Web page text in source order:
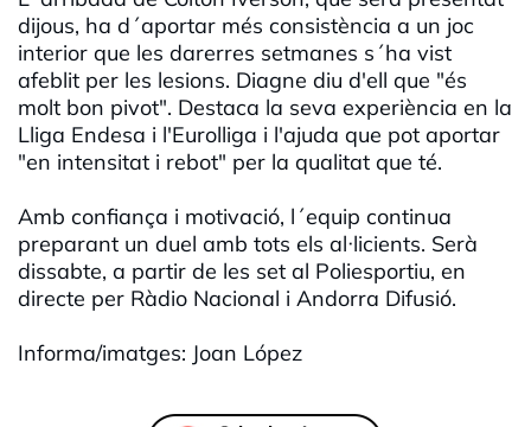
dijous, ha d´aportar més consistència a un joc
interior que les darerres setmanes s´ha vist
afeblit per les lesions. Diagne diu d'ell que "és
molt bon pivot". Destaca la seva experiència en la
Lliga Endesa i l'Eurolliga i l'ajuda que pot aportar
"en intensitat i rebot" per la qualitat que té.
Amb confiança i motivació, l´equip continua
preparant un duel amb tots els al·licients. Serà
dissabte, a partir de les set al Poliesportiu, en
directe per Ràdio Nacional i Andorra Difusió.
Informa/imatges: Joan López